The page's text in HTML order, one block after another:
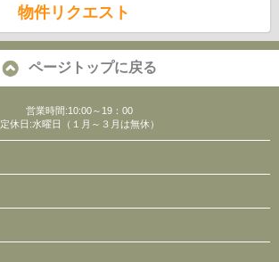
物件リクエスト
ページトップに戻る
営業時間:10:00～19：00
定休日:水曜日（１月～３月は無休）